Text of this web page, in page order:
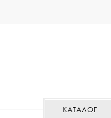
КАТАЛОГ